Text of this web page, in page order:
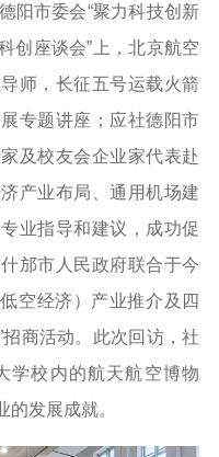
阳市委会“聚力科技创新
创座谈会”上，北京航空
师，长征五号运载火箭
专题讲座；应社德阳市
及校友会企业家代表赴
产业布局、通用机场建
业指导和建议，成功促
邡市人民政府联合于今
空经济）产业推介及四
商活动。此次回访，社
学校内的航天航空博物
发展成就。